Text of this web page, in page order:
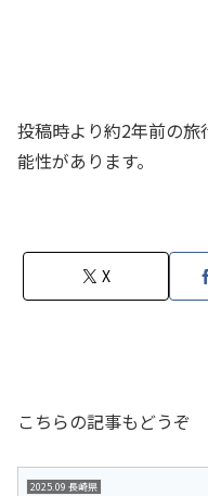
投稿時より約2年前の
能性があります。
X
こちらの記事もどうぞ
2025.09 長崎県